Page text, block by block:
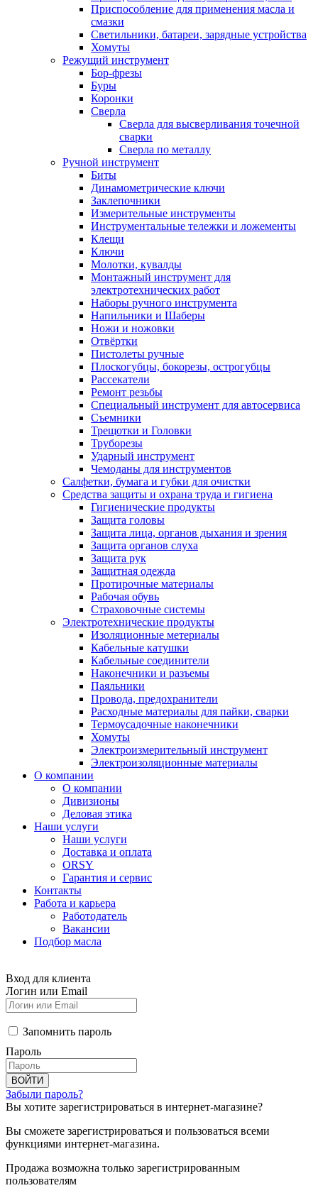
Приспособление для применения масла и
смазки
Светильники, батареи, зарядные устройства
Хомуты
Режущий инструмент
Бор-фрезы
Буры
Коронки
Сверла
Сверла для высверливания точечной
сварки
Сверла по металлу
Ручной инструмент
Биты
Динамометрические ключи
Заклепочники
Измерительные инструменты
Инструментальные тележки и ложементы
Клещи
Ключи
Молотки, кувалды
Монтажный инструмент для
электротехнических работ
Наборы ручного инструмента
Напильники и Шаберы
Ножи и ножовки
Отвёртки
Пистолеты ручные
Плоскогубцы, бокорезы, острогубцы
Рассекатели
Ремонт резьбы
Специальный инструмент для автосервиса
Съемники
Трещотки и Головки
Труборезы
Ударный инструмент
Чемоданы для инструментов
Салфетки, бумага и губки для очистки
Средства защиты и охрана труда и гигиена
Гигиенические продукты
Защита головы
Защита лица, органов дыхания и зрения
Защита органов слуха
Защита рук
Защитная одежда
Протирочные материалы
Рабочая обувь
Страховочные системы
Электротехнические продукты
Изоляционные метериалы
Кабельные катушки
Кабельные соединители
Наконечники и разъемы
Паяльники
Провода, предохранители
Расходные материалы для пайки, сварки
Термоусадочные наконечники
Хомуты
Электроизмерительный инструмент
Электроизоляционные материалы
О компании
О компании
Дивизионы
Деловая этика
Наши услуги
Наши услуги
Доставка и оплата
ORSY
Гарантия и сервис
Контакты
Работа и карьера
Работодатель
Вакансии
Подбор масла
Вход для клиента
Логин или Email
Запомнить пароль
Пароль
ВОЙТИ
Забыли пароль?
Вы хотите зарегистрироваться в интернет-магазине?
Вы сможете зарегистрироваться и пользоваться всеми
функциями интернет-магазина.
Продажа возможна только зарегистрированным
пользователям